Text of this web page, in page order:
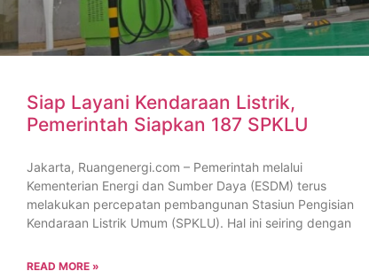
Siap Layani Kendaraan Listrik,
Pemerintah Siapkan 187 SPKLU
Jakarta, Ruangenergi.com – Pemerintah melalui
Kementerian Energi dan Sumber Daya (ESDM) terus
melakukan percepatan pembangunan Stasiun Pengisian
Kendaraan Listrik Umum (SPKLU). Hal ini seiring dengan
READ MORE »